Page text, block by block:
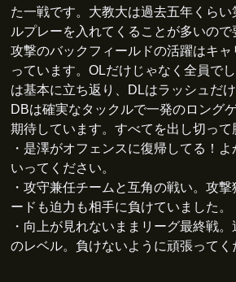
た一戦です。大教大は過去五年くら
ルプレーを入れてくることが多いの
攻撃のバックフィールドの活躍はキ
っています。OLだけじゃなく全員で
は基本に立ち返り、DLはラッシュだ
DBは確実なタックルで一発のロング
期待しています。すべてを出し切っ
・是澤がオフェンスに復帰してる！
いってください。
・攻守兼任チームと互角の戦い。攻
ードも迫力も相手に負けていました。
・向上が見れないままリーグ最終戦
のレベル。負けないように頑張ってく